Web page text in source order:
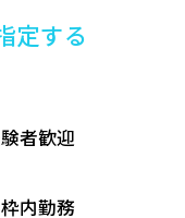
定する
者歓迎
内勤務